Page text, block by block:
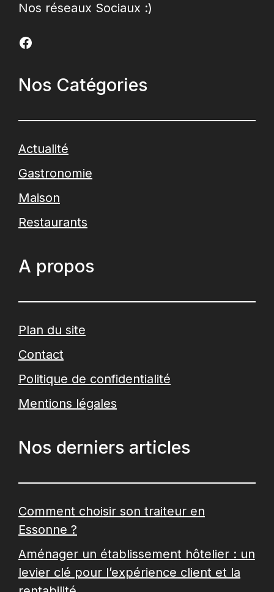
Nos réseaux Sociaux :)
Facebook
Nos Catégories
Actualité
Gastronomie
Maison
Restaurants
A propos
Plan du site
Contact
Politique de confidentialité
Mentions légales
Nos derniers articles
Comment choisir son traiteur en
Essonne ?
Aménager un établissement hôtelier : un
levier clé pour l’expérience client et la